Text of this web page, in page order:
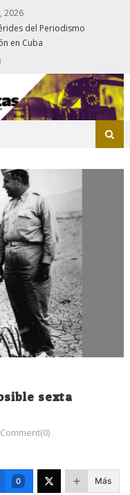
2026
del Periodismo
en Cuba
sexta
Comment(0)
0 Más